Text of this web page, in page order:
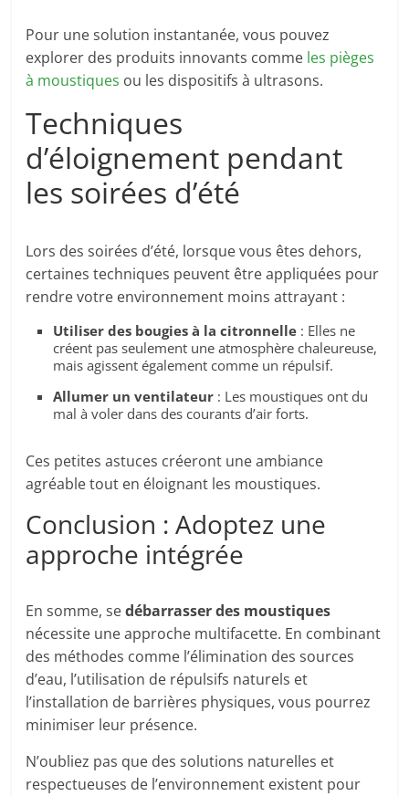
Pour une solution instantanée, vous pouvez
explorer des produits innovants comme les pièges
à moustiques ou les dispositifs à ultrasons.
Techniques
d’éloignement pendant
les soirées d’été
Lors des soirées d’été, lorsque vous êtes dehors,
certaines techniques peuvent être appliquées pour
rendre votre environnement moins attrayant :
Utiliser des bougies à la citronnelle : Elles ne
créent pas seulement une atmosphère chaleureuse,
mais agissent également comme un répulsif.
Allumer un ventilateur : Les moustiques ont du
mal à voler dans des courants d’air forts.
Ces petites astuces créeront une ambiance
agréable tout en éloignant les moustiques.
Conclusion : Adoptez une
approche intégrée
En somme, sedébarrasser des moustiques
nécessite une approche multifacette. En combinant
des méthodes comme l’élimination des sources
d’eau, l’utilisation de répulsifs naturels et
l’installation de barrières physiques, vous pourrez
minimiser leur présence.
N’oubliez pas que des solutions naturelles et
respectueuses de l’environnement existent pour